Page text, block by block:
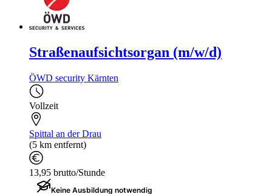
Straßenaufsichtsorgan (m/w/d)
ÖWD security Kärnten
Vollzeit
Spittal an der Drau
(5 km entfernt)
13,95 brutto/Stunde
Keine Ausbildung notwendig